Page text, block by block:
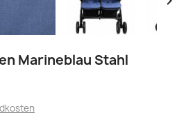
Marineblau Stahl